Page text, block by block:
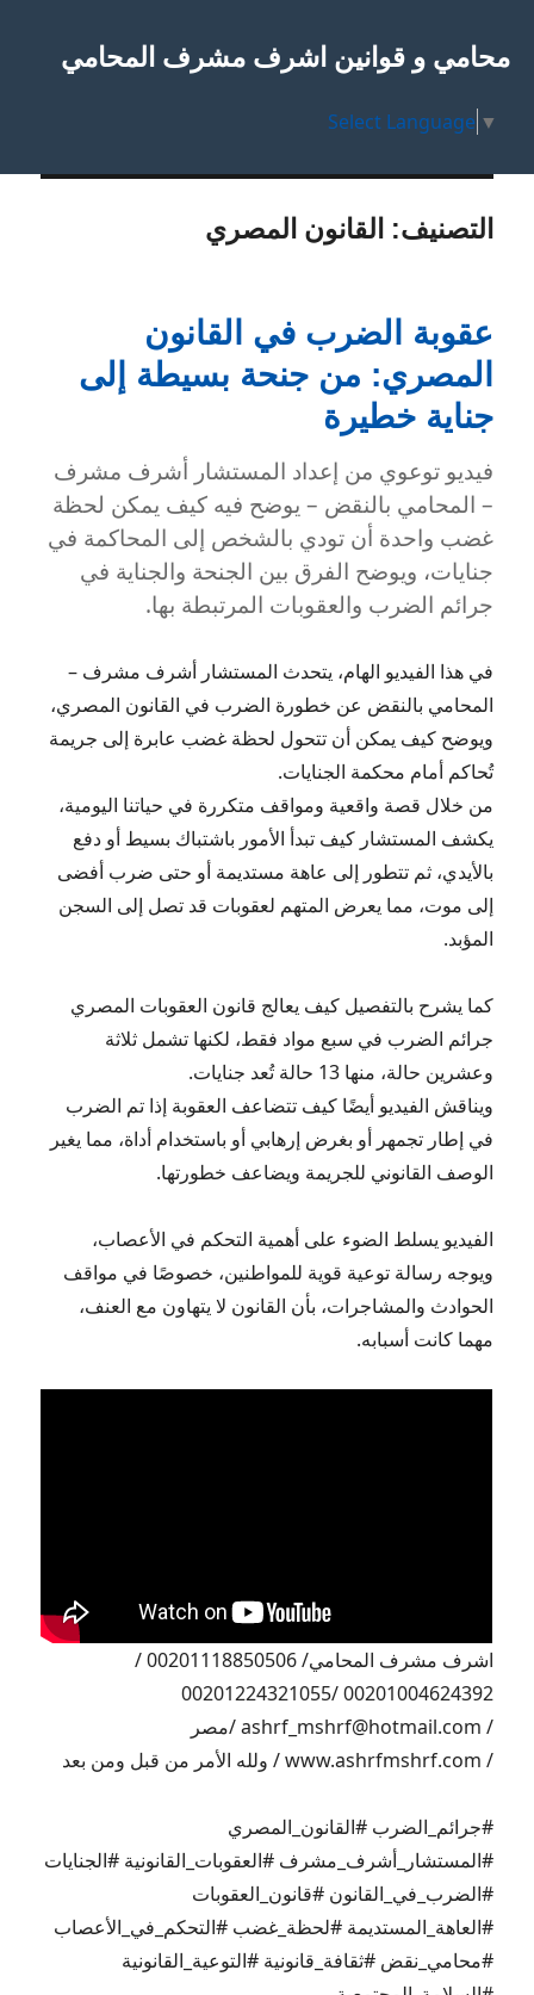
محامي و قوانين اشرف مشرف المحامي
Select Language ▼
التصنيف: القانون المصري
عقوبة الضرب في القانون
المصري: من جنحة بسيطة إلى
جناية خطيرة
فيديو توعوي من إعداد المستشار أشرف مشرف
– المحامي بالنقض – يوضح فيه كيف يمكن لحظة
غضب واحدة أن تودي بالشخص إلى المحاكمة في
جنايات، ويوضح الفرق بين الجنحة والجناية في
جرائم الضرب والعقوبات المرتبطة بها.
في هذا الفيديو الهام، يتحدث المستشار أشرف مشرف –
المحامي بالنقض عن خطورة الضرب في القانون المصري،
ويوضح كيف يمكن أن تتحول لحظة غضب عابرة إلى جريمة
تُحاكم أمام محكمة الجنايات.
من خلال قصة واقعية ومواقف متكررة في حياتنا اليومية،
يكشف المستشار كيف تبدأ الأمور باشتباك بسيط أو دفع
بالأيدي، ثم تتطور إلى عاهة مستديمة أو حتى ضرب أفضى
إلى موت، مما يعرض المتهم لعقوبات قد تصل إلى السجن
المؤبد.
كما يشرح بالتفصيل كيف يعالج قانون العقوبات المصري
جرائم الضرب في سبع مواد فقط، لكنها تشمل ثلاثة
وعشرين حالة، منها 13 حالة تُعد جنايات.
ويناقش الفيديو أيضًا كيف تتضاعف العقوبة إذا تم الضرب
في إطار تجمهر أو بغرض إرهابي أو باستخدام أداة، مما يغير
الوصف القانوني للجريمة ويضاعف خطورتها.
الفيديو يسلط الضوء على أهمية التحكم في الأعصاب،
ويوجه رسالة توعية قوية للمواطنين، خصوصًا في مواقف
الحوادث والمشاجرات، بأن القانون لا يتهاون مع العنف،
مهما كانت أسبابه.
اشرف مشرف المحامي/ 00201118850506 /
00201004624392 /00201224321055
/ ashrf_mshrf@hotmail.com /مصر
/ www.ashrfmshrf.com / ولله الأمر من قبل ومن بعد
#جرائم_الضرب #القانون_المصري
#المستشار_أشرف_مشرف #العقوبات_القانونية #الجنايات
#الضرب_في_القانون #قانون_العقوبات
#العاهة_المستديمة #لحظة_غضب #التحكم_في_الأعصاب
#محامي_نقض #ثقافة_قانونية #التوعية_القانونية